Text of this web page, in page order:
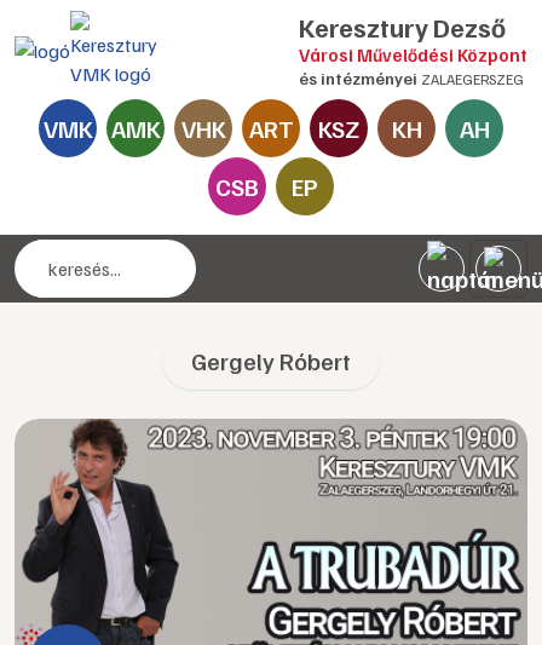
Keresztury Dezső
Városi Művelődési Központ
és intézményei ZALAEGERSZEG
VMK AMK VHK ART KSZ KH
AH
CSB
EP
Gergely Róbert